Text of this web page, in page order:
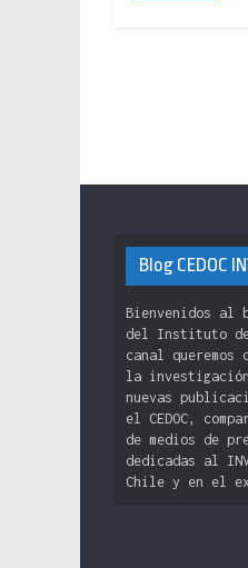
Blog CEDOC
Bienvenidos al
del Instituto
canal
la
nuevas
el CEDOC,
de medios de
dedicadas al
Chile y en el